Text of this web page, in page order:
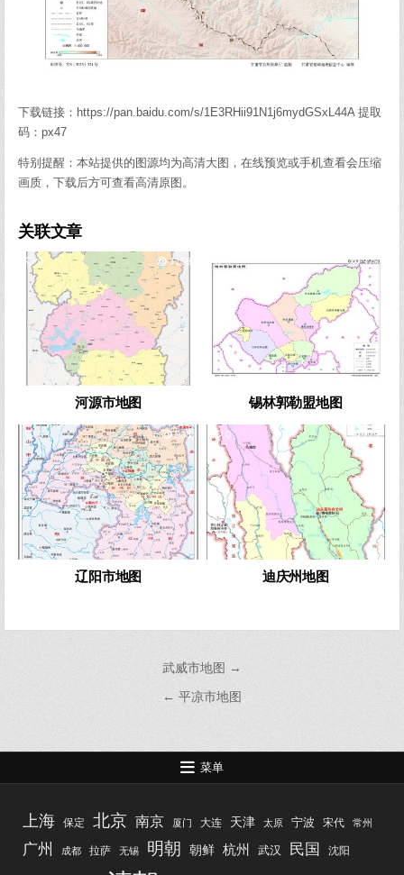
下载链接：https://pan.baidu.com/s/1E3RHii91N1j6mydGSxL44A 提取
码：px47
特别提醒：本站提供的图源均为高清大图，在线预览或手机查看会压缩
画质，下载后方可查看高清原图。
关联文章
0 1158
河源市地图
0 979
锡林郭勒盟地图
0 908
辽阳市地图
0 779
迪庆州地图
航
武威市地图 →
← 平凉市地图
菜单
上海 保定 北京 南京 厦门 大连 天津 太原 宁波 宋代 常州
广州 成都 拉萨 无锡 明朝 朝鲜 杭州 武汉 民国 沈阳